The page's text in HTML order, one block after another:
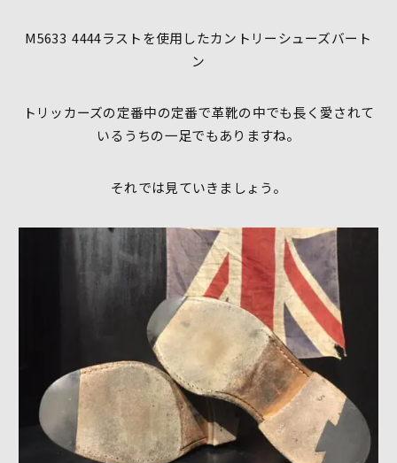
M5633 4444ラストを使用したカントリーシューズバート
ン
トリッカーズの定番中の定番で革靴の中でも長く愛されて
いるうちの一足でもありますね。
それでは見ていきましょう。